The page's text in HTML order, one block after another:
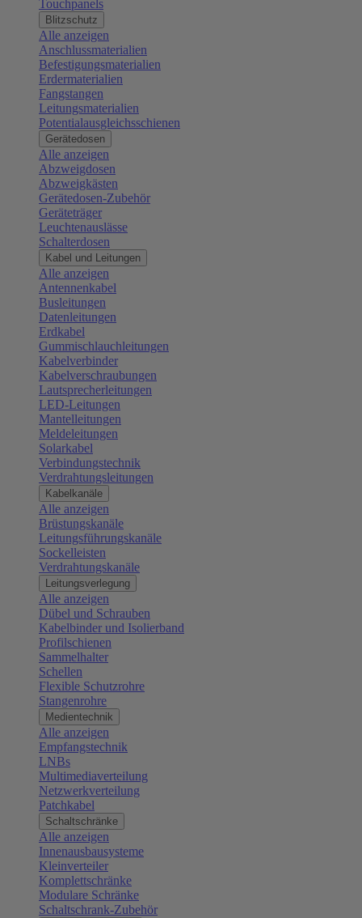
Touchpanels
Blitzschutz
Alle anzeigen
Anschlussmaterialien
Befestigungsmaterialien
Erdermaterialien
Fangstangen
Leitungsmaterialien
Potentialausgleichsschienen
Gerätedosen
Alle anzeigen
Abzweigdosen
Abzweigkästen
Gerätedosen-Zubehör
Geräteträger
Leuchtenauslässe
Schalterdosen
Kabel und Leitungen
Alle anzeigen
Antennenkabel
Busleitungen
Datenleitungen
Erdkabel
Gummischlauchleitungen
Kabelverbinder
Kabelverschraubungen
Lautsprecherleitungen
LED-Leitungen
Mantelleitungen
Meldeleitungen
Solarkabel
Verbindungstechnik
Verdrahtungsleitungen
Kabelkanäle
Alle anzeigen
Brüstungskanäle
Leitungsführungskanäle
Sockelleisten
Verdrahtungskanäle
Leitungsverlegung
Alle anzeigen
Dübel und Schrauben
Kabelbinder und Isolierband
Profilschienen
Sammelhalter
Schellen
Flexible Schutzrohre
Stangenrohre
Medientechnik
Alle anzeigen
Empfangstechnik
LNBs
Multimediaverteilung
Netzwerkverteilung
Patchkabel
Schaltschränke
Alle anzeigen
Innenausbausysteme
Kleinverteiler
Komplettschränke
Modulare Schränke
Schaltschrank-Zubehör